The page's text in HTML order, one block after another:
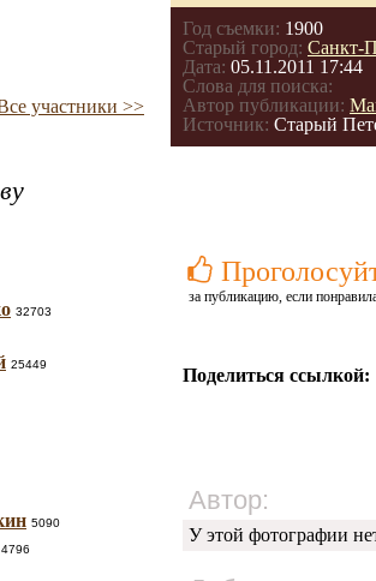
участники >>
32703
25449
5090
4796
Год съемки: 1900
Старый город: Санкт-
Дата: 05.11.2011 17:44
Слова для поиска:
Автор публикации:
Источник: Старый
за публикацию, если
Поделиться ссылкой:
Автор:
У этой фотографии